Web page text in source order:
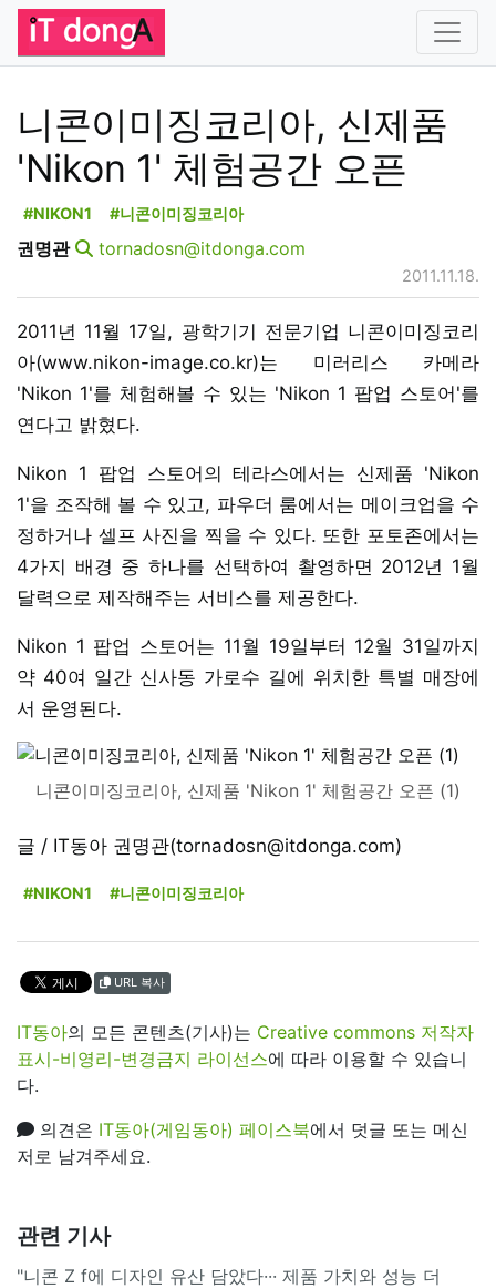
니콘이미징코리아, 신제품
'Nikon 1' 체험공간 오픈
#NIKON1 #니콘이미징코리아
권명관 tornadosn@itdonga.com
2011.11.18.
2011년 11월 17일, 광학기기 전문기업 니콘이미징코리
아(www.nikon-image.co.kr)는 미러리스 카메라
'Nikon 1'를 체험해볼 수 있는 'Nikon 1 팝업 스토어'를
연다고 밝혔다.
Nikon 1 팝업 스토어의 테라스에서는 신제품 'Nikon
1'을 조작해 볼 수 있고, 파우더 룸에서는 메이크업을 수
정하거나 셀프 사진을 찍을 수 있다. 또한 포토존에서는
4가지 배경 중 하나를 선택하여 촬영하면 2012년 1월
달력으로 제작해주는 서비스를 제공한다.
Nikon 1 팝업 스토어는 11월 19일부터 12월 31일까지
약 40여 일간 신사동 가로수 길에 위치한 특별 매장에
서 운영된다.
니콘이미징코리아, 신제품 'Nikon 1' 체험공간 오픈 (1)
글 / IT동아 권명관(tornadosn@itdonga.com)
#NIKON1 #니콘이미징코리아
URL 복사
IT동아의 모든 콘텐츠(기사)는 Creative commons 저작자
표시-비영리-변경금지 라이선스에 따라 이용할 수 있습니
다.
의견은 IT동아(게임동아) 페이스북에서 덧글 또는 메신
저로 남겨주세요.
관련 기사
"니콘 Z f에 디자인 유산 담았다··· 제품 가치와 성능 더